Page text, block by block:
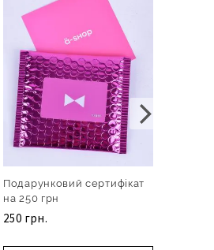
Подарунковий сертифікат
на 250 грн
250 грн.